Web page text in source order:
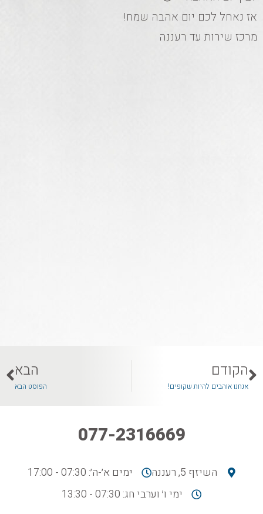
אז נאחל לכם יום אהבה שמח!
מרכז שירות עד רעננה
הקודם
אנחנו אוהבים להיות שקופים!
הבא
הפוסט הבא
077-2316669
השיזף 5, רעננה
ימים א׳-ה׳: 07:30 - 17:00
ימי ו׳ וערבי חג: 07:30 - 13:30